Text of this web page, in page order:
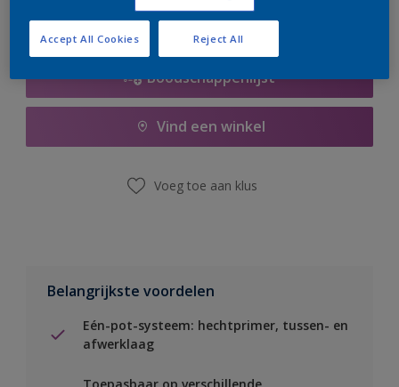
Boodschappenlijst
Vind een winkel
Voeg toe aan klus
Belangrijkste voordelen
Eén-pot-systeem: hechtprimer, tussen- en
afwerklaag
Reject All
Accept All Cookies